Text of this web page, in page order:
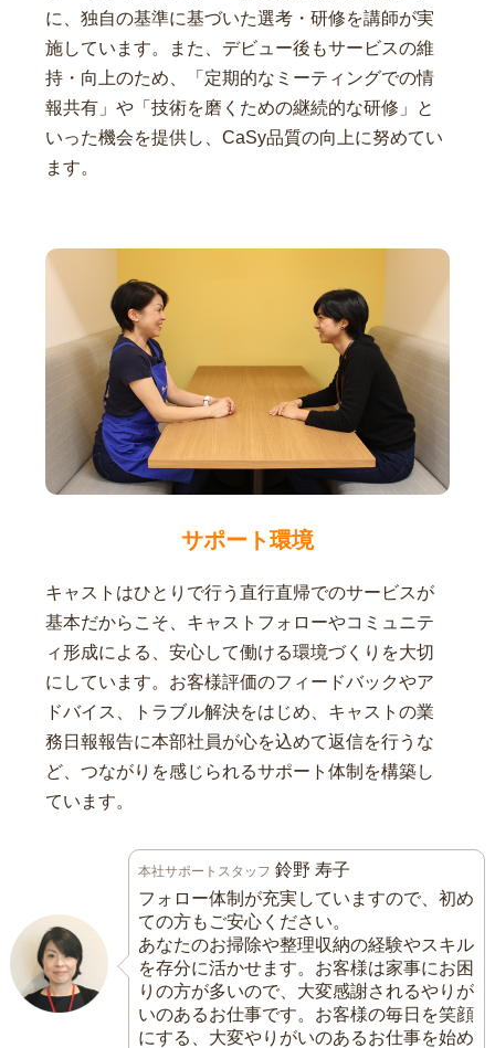
に、独自の基準に基づいた選考・研修を講師が実
施しています。また、デビュー後もサービスの維
持・向上のため、「定期的なミーティングでの情
報共有」や「技術を磨くための継続的な研修」と
いった機会を提供し、CaSy品質の向上に努めてい
ます。
サポート環境
キャストはひとりで行う直行直帰でのサービスが
基本だからこそ、キャストフォローやコミュニテ
ィ形成による、安心して働ける環境づくりを大切
にしています。お客様評価のフィードバックやア
ドバイス、トラブル解決をはじめ、キャストの業
務日報報告に本部社員が心を込めて返信を行うな
ど、つながりを感じられるサポート体制を構築し
ています。
本社サポートスタッフ 鈴野 寿子
フォロー体制が充実していますので、初め
ての方もご安心ください。
あなたのお掃除や整理収納の経験やスキル
を存分に活かせます。お客様は家事にお困
りの方が多いので、大変感謝されるやりが
いのあるお仕事です。お客様の毎日を笑顔
にする、大変やりがいのあるお仕事を始め